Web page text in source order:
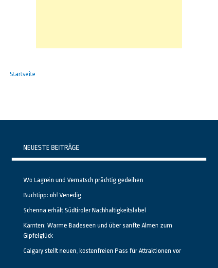
Startseite
NEUESTE BEITRÄGE
Wo Lagrein und Vernatsch prächtig gedeihen
Buchtipp: oh! Venedig
Schenna erhält Südtiroler Nachhaltigkeitslabel
Kärnten: Warme Badeseen und über sanfte Almen zum
Gipfelglück
Calgary stellt neuen, kostenfreien Pass für Attraktionen vor